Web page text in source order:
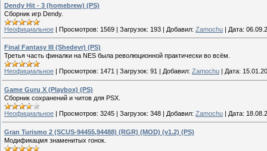
Dendy Hit - 3 (homebrew) (PS)
Сборник игр Dendy.
Неофициальное | Просмотров: 1569 | Загрузок: 193 | Добавил: Zamochu | Дата:
Final Fantasy III (Shedevr) (PS)
Третья часть финалки на NES была революционной практически во всём.
Неофициальное Просмотров: 1471 Загрузок: 91 Добавил: Zamochu Дата:
Game Guru X (Playbox) (PS)
Сборник сохранений и читов для PSX.
Неофициальное | Просмотров: 3245 | Загрузок: 348 | Добавил: Zamochu | Дата:
Gran Turismo 2 (SCUS-94455,94488) (RGR) (MOD) (v1.2) (PS)
Модификацмя знаменитых гонок.